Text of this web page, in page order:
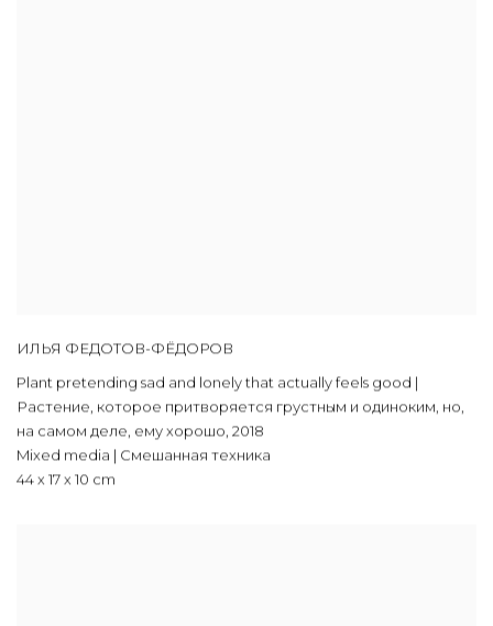
ИЛЬЯ ФЕДОТОВ-ФЁДОРОВ
Plant pretending sad and lonely that actually feels good |
Растение, которое притворяется грустным и одиноким, но,
на самом деле, ему хорошо, 2018
Mixed media | Смешанная техника
44 х 17 х 10 cm